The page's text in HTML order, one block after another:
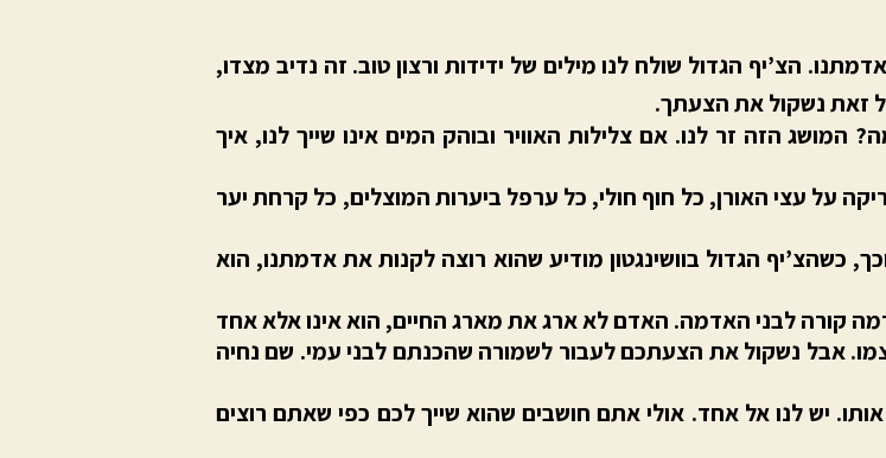
הצ’יף הגדול שולח לנו מילים של ידידות ורצון טוב. זה נדיב מצדו,
זאת נשקול את הצעתך.
הזה זר לנו. אם צלילות האוויר ובוהק המים אינו שייך לנו, איך
על עצי האורן, כל חוף חולי, כל ערפל ביערות המוצלים, כל קרחת יער
כשהצ’יף הגדול בוושינגטון מודיע שהוא רוצה לקנות את אדמתנו, הוא
קורה לבני האדמה. האדם לא ארג את מארג החיים, הוא אינו אלא אחד
אבל נשקול את הצעתכם לעבור לשמורה שהכנתם לבני עמי. שם נחיה
אותו. יש לנו אל אחד. אולי אתם חושבים שהוא שייך לכם כפי שאתם רוצים